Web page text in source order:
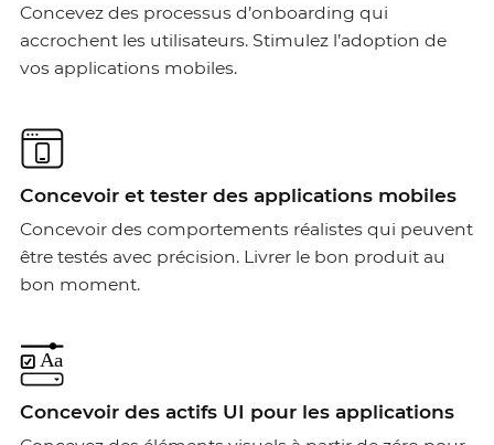
Concevez des processus d’onboarding qui
accrochent les utilisateurs. Stimulez l’adoption de
vos applications mobiles.
Concevoir et tester des applications mobiles
Concevoir des comportements réalistes qui peuvent
être testés avec précision. Livrer le bon produit au
bon moment.
Concevoir des actifs UI pour les applications